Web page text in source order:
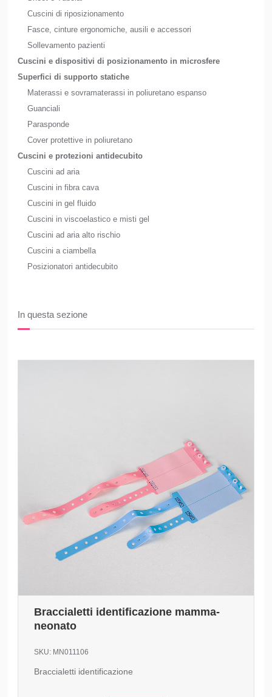
Cuscini di riposizionamento
Fasce, cinture ergonomiche, ausili e accessori
Sollevamento pazienti
Cuscini e dispositivi di posizionamento in microsfere
Superfici di supporto statiche
Materassi e sovramaterassi in poliuretano espanso
Guanciali
Parasponde
Cover protettive in poliuretano
Cuscini e protezioni antidecubito
Cuscini ad aria
Cuscini in fibra cava
Cuscini in gel fluido
Cuscini in viscoelastico e misti gel
Cuscini ad aria alto rischio
Cuscini a ciambella
Posizionatori antidecubito
In questa sezione
Braccialetti identificazione mamma-
neonato
SKU: MN011106
Braccialetti identificazione